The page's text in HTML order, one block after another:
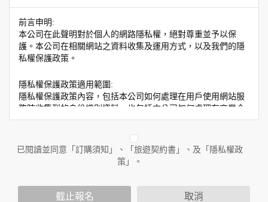
前言申明:
本公司在此聲明對於個人的網路隱私權，絕對尊重並予以保
護。本公司在相關網站之資料收集及運用方式，以及我們的隱
私權保護政策。
隱私權保護政策適用範圍:
隱私權保護政策內容，包括本公司如何處理在用戶使用網站服
務時收集到的身份識別資料，也包括本公司如何處理在商業合
作與本公司合作時分享的任何身份識別資料。隱私權保護政策
人員。例如您透過本公司旗下網站上的廣告廠商連結，這些置
放連結的廠商也可能蒐集您個人的資料。對於您主動提供的個
人資訊，這些廣告廠商或連結網站有其個別的隱私權保護政
您個人在本網站上的聊天室或討論區中任意公開個人資料的行
已閱讀並同意「訂購須知」、「旅遊契約書」、及「隱私權政
策」。
截止報名 取消